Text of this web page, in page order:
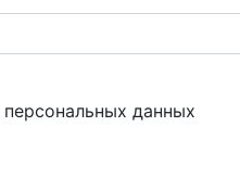
персональных данных